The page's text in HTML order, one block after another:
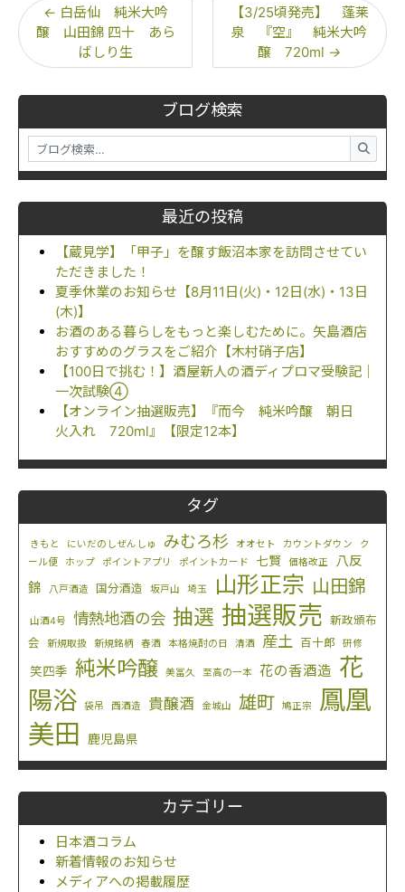
ブログ検索
最近の投稿
【蔵見学】「甲子」を醸す飯沼本家を訪問させてい
ただきました！
夏季休業のお知らせ【8月11日(火)・12日(水)・13日
(木)】
お酒のある暮らしをもっと楽しむために。矢島酒店
おすすめのグラスをご紹介【木村硝子店】
【100日で挑む！】酒屋新人の酒ディプロマ受験記｜
一次試験④
【オンライン抽選販売】『而今 純米吟醸 朝日
火入れ 720ml』【限定12本】
タグ
きもと にいだのしぜんしゅ みむろ杉 オオセト カウントダウン
ク
ール便
ホップ ポイントアプリ ポイントカード 七賢 価格改正
八反
錦
八戸酒造 国分酒造 坂戸山 埼玉 山形正宗 山田錦
山酒4号 情熱地酒の会 抽選 抽選販売 新政頒布
会
新規取扱 新規銘柄 春酒 本格焼酎の日 清酒 産土 百十郎 研修
笑四季 純米吟醸 美冨久 至高の一本 花の香酒造 花
陽浴
袋吊 西酒造 貴醸酒 金城山 雄町 鳩正宗
鳳凰
美田
鹿児島県
カテゴリー
日本酒コラム
新着情報のお知らせ
メディアへの掲載履歴
← 白岳仙 純米大吟
醸 山田錦 四十 あら
ばしり生
【3/25頃発売】 蓬莱
泉 『空』 純米大吟
醸 720ml →